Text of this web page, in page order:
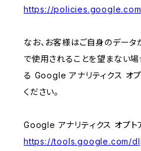
https://
なお、お客様はご自身のデー
で使用されることを望まない
る Google アナリティクス オ
ください。
Google アナリティクス オプト
https://tools.google.com/